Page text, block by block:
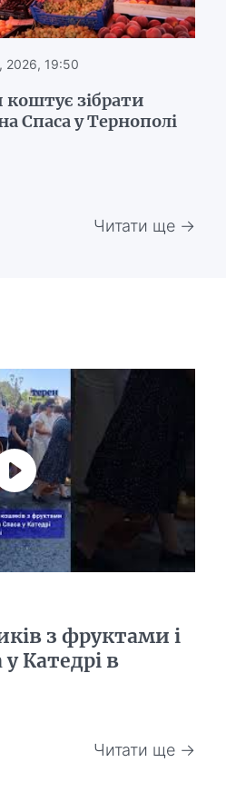
2026, 19:50
коштує зібрати
Спаса у Тернополі
Читати ще →
з фруктами і
у Катедрі в
Читати ще →